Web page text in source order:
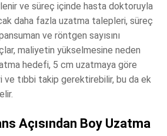
ve süreç içinde hasta doktoruyla
daha fazla uzatma talepleri, süreç
ve röntgen sayısını
maliyetin yükselmesine neden
hedefi, 5 cm uzatmaya göre
tıbbi takip gerektirebilir, bu da ek
Açısından Boy Uzatma